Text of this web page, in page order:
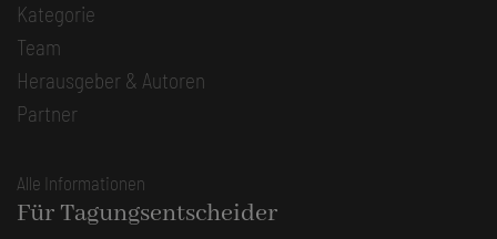
Kategorie
Team
Herausgeber & Autoren
Partner
Alle Informationen
Für Tagungsentscheider